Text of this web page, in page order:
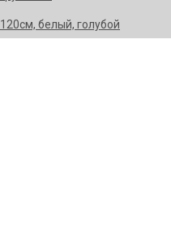
белый, голубой